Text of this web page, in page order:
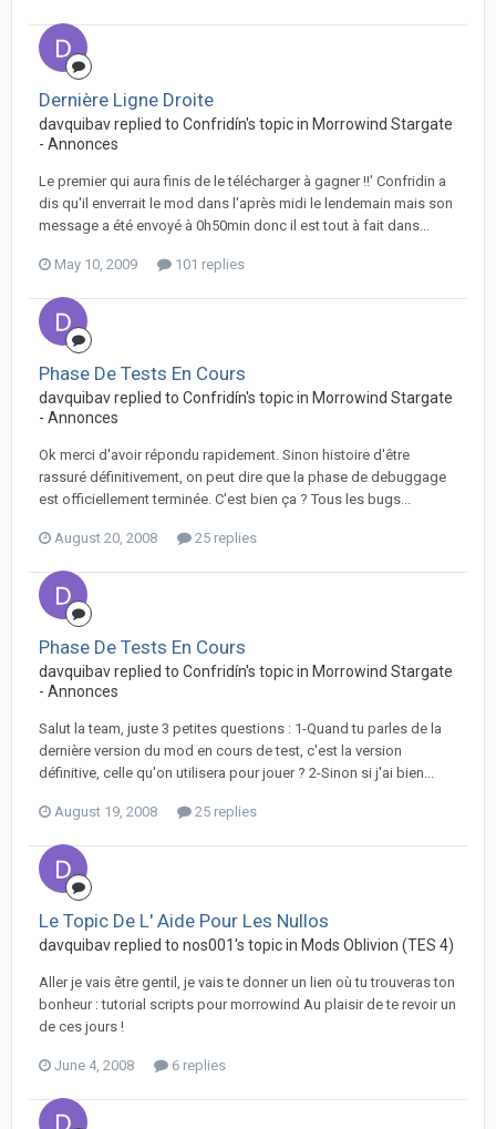
Dernière Ligne Droite
davquibav replied to Confridín's topic in Morrowind Stargate
- Annonces
Le premier qui aura finis de le télécharger à gagner !!' Confridin a
dis qu'il enverrait le mod dans l'après midi le lendemain mais son
message a été envoyé à 0h50min donc il est tout à fait dans...
May 10, 2009 101 replies
Phase De Tests En Cours
davquibav replied to Confridín's topic in Morrowind Stargate
- Annonces
Ok merci d'avoir répondu rapidement. Sinon histoire d'être
rassuré définitivement, on peut dire que la phase de debuggage
est officiellement terminée. C'est bien ça ? Tous les bugs...
August 20, 2008 25 replies
Phase De Tests En Cours
davquibav replied to Confridín's topic in Morrowind Stargate
- Annonces
Salut la team, juste 3 petites questions : 1-Quand tu parles de la
dernière version du mod en cours de test, c'est la version
définitive, celle qu'on utilisera pour jouer ? 2-Sinon si j'ai bien...
August 19, 2008 25 replies
Le Topic De L' Aide Pour Les Nullos
davquibav replied to nos001's topic in Mods Oblivion (TES 4)
Aller je vais être gentil, je vais te donner un lien où tu trouveras ton
bonheur : tutorial scripts pour morrowind Au plaisir de te revoir un
de ces jours !
June 4, 2008 6 replies